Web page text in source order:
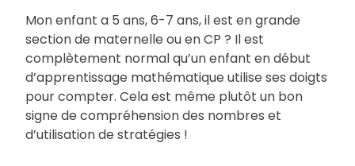
Mon enfant a 5 ans, 6-7 ans, il est en grande
section de maternelle ou en CP ? Il est
complètement normal qu’un enfant en début
d’apprentissage mathématique utilise ses doigts
pour compter. Cela est même plutôt un bon
signe de compréhension des nombres et
d’utilisation de stratégies !